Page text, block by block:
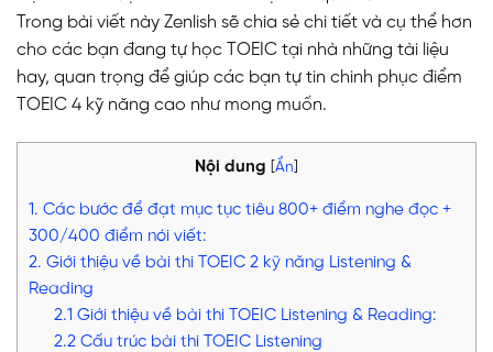
Trong bài viết này Zenlish sẽ chia sẻ chi tiết và cụ thể hơn
cho các bạn đang tự học TOEIC tại nhà những tài liệu
hay, quan trọng để giúp các bạn tự tin chinh phục điểm
TOEIC 4 kỹ năng cao như mong muốn.
Nội dung Ẩn
1. Các bước để đạt mục tục tiêu 800+ điểm nghe đọc +
300/400 điểm nói viết:
2. Giới thiệu về bài thi TOEIC 2 kỹ năng Listening &
Reading
2.1 Giới thiệu về bài thi TOEIC Listening & Reading:
2.2 Cấu trúc bài thi TOEIC Listening